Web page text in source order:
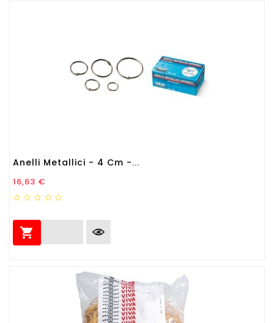
Anelli Metallici - 4 Cm -...
Prezzo
16,63 €
